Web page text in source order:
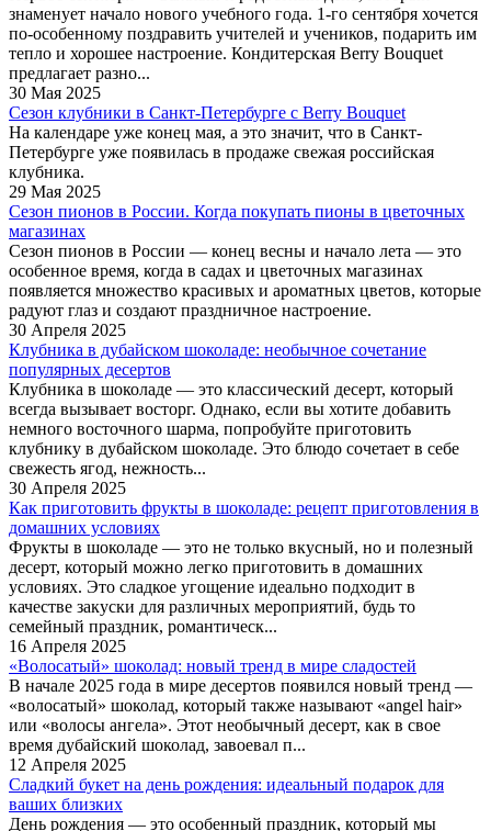
знаменует начало нового учебного года. 1-го сентября хочется
по-особенному поздравить учителей и учеников, подарить им
тепло и хорошее настроение. Кондитерская Berry Bouquet
предлагает разно...
30 Мая 2025
Сезон клубники в Санкт-Петербурге c Berry Bouquet
На календаре уже конец мая, а это значит, что в Санкт-
Петербурге уже появилась в продаже свежая российская
клубника.
29 Мая 2025
Сезон пионов в России. Когда покупать пионы в цветочных
магазинах
Сезон пионов в России — конец весны и начало лета — это
особенное время, когда в садах и цветочных магазинах
появляется множество красивых и ароматных цветов, которые
радуют глаз и создают праздничное настроение.
30 Апреля 2025
Клубника в дубайском шоколаде: необычное сочетание
популярных десертов
Клубника в шоколаде — это классический десерт, который
всегда вызывает восторг. Однако, если вы хотите добавить
немного восточного шарма, попробуйте приготовить
клубнику в дубайском шоколаде. Это блюдо сочетает в себе
свежесть ягод, нежность...
30 Апреля 2025
Как приготовить фрукты в шоколаде: рецепт приготовления в
домашних условиях
Фрукты в шоколаде — это не только вкусный, но и полезный
десерт, который можно легко приготовить в домашних
условиях. Это сладкое угощение идеально подходит в
качестве закуски для различных мероприятий, будь то
семейный праздник, романтическ...
16 Апреля 2025
«Волосатый» шоколад: новый тренд в мире сладостей
В начале 2025 года в мире десертов появился новый тренд —
«волосатый» шоколад, который также называют «angel hair»
или «волосы ангела». Этот необычный десерт, как в свое
время дубайский шоколад, завоевал п...
12 Апреля 2025
Сладкий букет на день рождения: идеальный подарок для
ваших близких
День рождения — это особенный праздник, который мы